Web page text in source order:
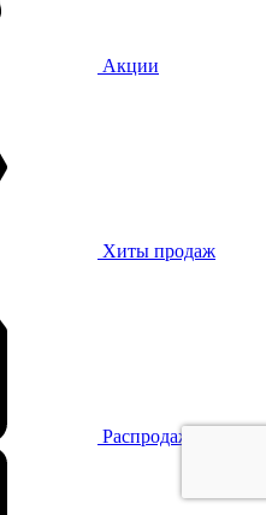
Акции
Хиты продаж
Распродажа